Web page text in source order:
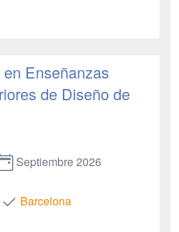
Enseñanzas
de Diseño de
Septiembre 2026
Barcelona